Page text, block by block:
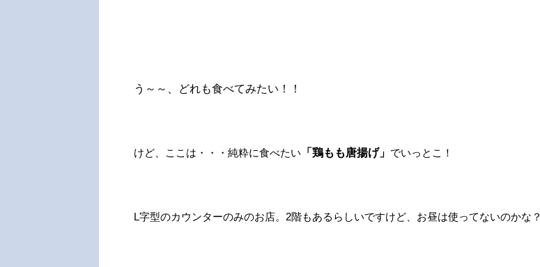
う～～、どれも食べてみたい！！
けど、ここは・・・純粋に食べたい 「鶏もも唐揚げ」 でいっとこ！
L字型のカウンターのみのお店。2階もあるらしいですけど、お昼は使ってないのかな？